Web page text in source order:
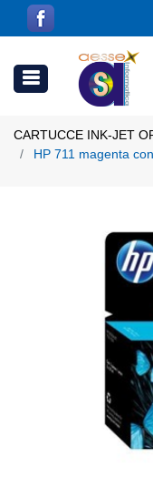
Open menu
CARTUCCE INK-JET
HP 711 magenta